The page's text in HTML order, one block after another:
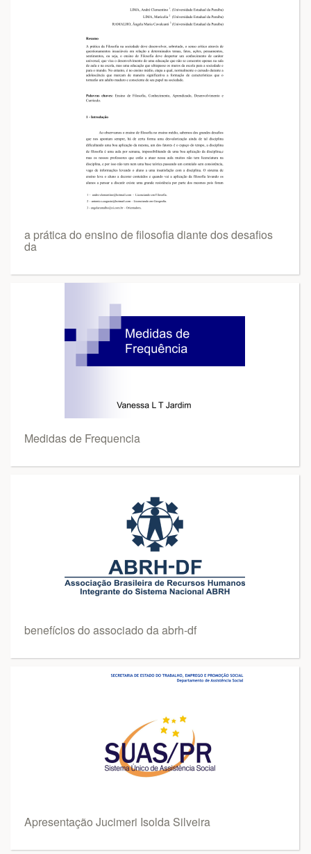
a prática do ensino de filosofia diante dos desafios
da
Medidas de Frequencia
benefícios do associado da abrh-df
Apresentação Jucimeri Isolda Silveira